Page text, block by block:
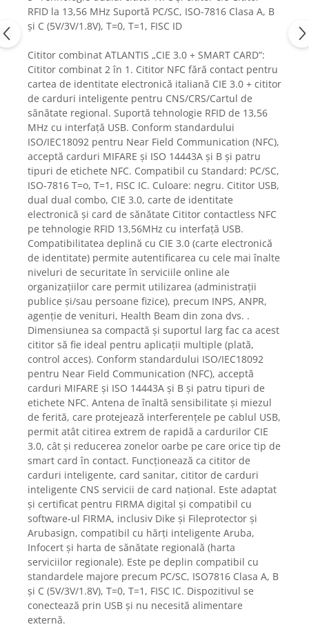
Gaming, Carti & Birotica
Birotica & Papetarie
Console, Jocuri & Accesorii
Ingrijire personala & Cosmetice
Accesorii aparate de ras electrice
Accesorii aparate hair styling
Aparate & Accesorii ingrijire
personala
Aparate cosmetice
Articole Sanatate si Wellness
Consumabile sanitare
Cosmetice si produse ingrijire
personala
Igiena dentara
Jucarii, Copii & Bebe
Camera copilului
Hrana bebelusi
Igiena si ingrijire
Jucarii si Jocuri
Maternitate
Petshop
Accesorii animale de companie
Acvaristica
Castroane si adapatori animale
Igiena animale de companie
Mobila si transport animale de
companie
Zgarzi, lese si hamuri
PC, Periferice & Software
Componente PC
Desktop PC & Monitoare
Imprimante, Scanere &
Consumabile
Periferice PC
Retelistica & Supraveghere
RFID la 13,56 MHz Suportă PC/SC, ISO-7816 Clasa A, B
și C (5V/3V/1.8V), T=0, T=1, FISC ID
Cititor combinat ATLANTIS „CIE 3.0 + SMART CARD”:
Cititor combinat 2 în 1. Cititor NFC fără contact pentru
cartea de identitate electronică italiană CIE 3.0 + cititor
de carduri inteligente pentru CNS/CRS/Cartul de
sănătate regional. Suportă tehnologie RFID de 13,56
MHz cu interfață USB. Conform standardului
ISO/IEC18092 pentru Near Field Communication (NFC),
acceptă carduri MIFARE și ISO 14443A și B și patru
tipuri de etichete NFC. Compatibil cu Standard: PC/SC,
ISO-7816 T=o, T=1, FISC IC. Culoare: negru. Cititor USB,
dual dual combo, CIE 3.0, carte de identitate
electronică și card de sănătate Cititor contactless NFC
pe tehnologie RFID 13,56MHz cu interfață USB.
Compatibilitatea deplină cu CIE 3.0 (carte electronică
de identitate) permite autentificarea cu cele mai înalte
niveluri de securitate în serviciile online ale
organizațiilor care permit utilizarea (administrații
publice și/sau persoane fizice), precum INPS, ANPR,
agenție de venituri, Health Beam din zona dvs. .
Dimensiunea sa compactă și suportul larg fac ca acest
cititor să fie ideal pentru aplicații multiple (plată,
control acces). Conform standardului ISO/IEC18092
pentru Near Field Communication (NFC), acceptă
carduri MIFARE și ISO 14443A și B și patru tipuri de
etichete NFC. Antena de înaltă sensibilitate și miezul
de ferită, care protejează interferențele pe cablul USB,
permit atât citirea extrem de rapidă a cardurilor CIE
3.0, cât și reducerea zonelor oarbe pe care orice tip de
smart card în contact. Funcționează ca cititor de
carduri inteligente, card sanitar, cititor de carduri
inteligente CNS servicii de card național. Este adaptat
și certificat pentru FIRMA digital și compatibil cu
software-ul FIRMA, inclusiv Dike și Fileprotector și
Arubasign, compatibil cu hărți inteligente Aruba,
Infocert și harta de sănătate regională (harta
serviciilor regionale). Este pe deplin compatibil cu
standardele majore precum PC/SC, ISO7816 Clasa A, B
și C (5V/3V/1.8V), T=0, T=1, FISC IC. Dispozitivul se
conectează prin USB și nu necesită alimentare
externă.